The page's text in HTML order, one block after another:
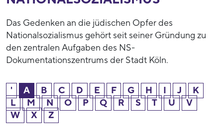
Das Gedenken an die jüdischen Opfer des
Nationalsozialismus gehört seit seiner Gründung zu
den zentralen Aufgaben des NS-
Dokumentationszentrums der Stadt Köln.
' A B C D E F G H I J
K
L
M N O P Q R S T U
V
W
X
Z